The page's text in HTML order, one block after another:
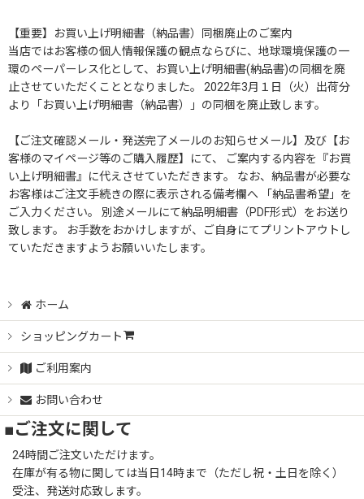
【重要】お買い上げ明細書（納品書）同梱廃止のご案内
当店ではお客様の個人情報保護の観点ならびに、地球環境保護の一
環のペーパーレス化として、お買い上げ明細書(納品書)の同梱を廃
止させていただくこととなりました。 2022年3月１日（火）出荷分
より「お買い上げ明細書（納品書）」の同梱を廃止致します。
【ご注文確認メール・発送完了メールのお知らせメール】及び【お
客様のマイページ等のご購入履歴】にて、 ご案内する内容を『お買
い上げ明細書』に代えさせていただきます。 なお、納品書が必要な
お客様はご注文手続きの際に表示される備考欄へ 「納品書希望」を
ご入力ください。 別途メールにて納品明細書（PDF形式）をお送り
致します。 お手数をおかけしますが、ご自身にてプリントアウトし
ていただきますようお願いいたします。
ホーム
ショッピングカート
ご利用案内
お問い合わせ
■ご注文に関して
24時間ご注文いただけます。
在庫が有る物に関しては当日14時まで（ただし祝・土日を除く）
受注、発送対応致します。